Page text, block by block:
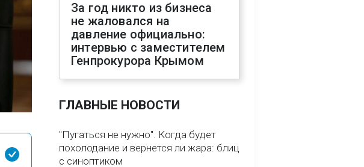
За год никто из бизнеса
не жаловался на
давление официально:
интервью с заместителем
Генпрокурора Крымом
ГЛАВНЫЕ НОВОСТИ
"Пугаться не нужно". Когда будет
похолодание и вернется ли жара: блиц
с синоптиком